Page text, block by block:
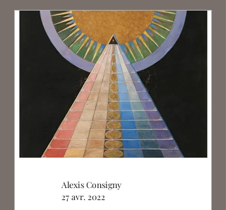
Alexis Consigny
27 avr. 2022